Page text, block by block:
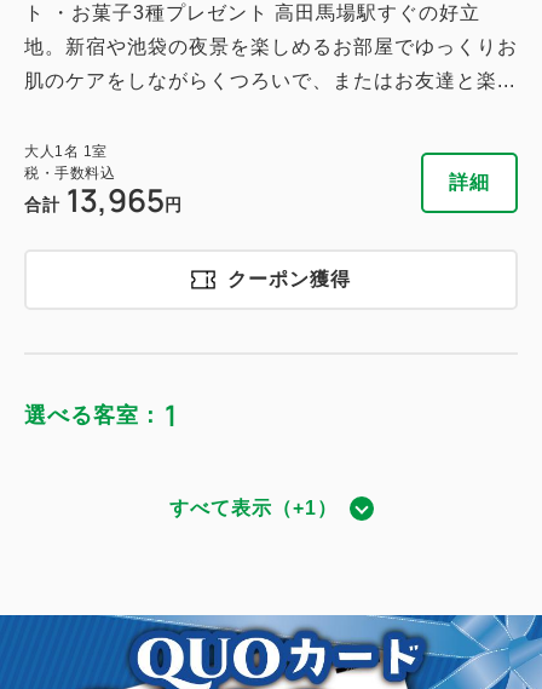
ト ・お菓子3種プレゼント 高田馬場駅すぐの好立
地。新宿や池袋の夜景を楽しめるお部屋でゆっくりお
肌のケアをしながらくつろいで、またはお友達と楽...
大人 1 名 1 室
税・手数料込
合計 13,965円
詳細
クーポン獲得
選べる客室： 1
15.5～19.6平米 1~2名
ダブルサイズ / 幅131-150cm×1
すべて表示（+1）